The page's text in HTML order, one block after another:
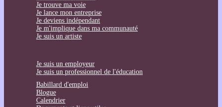
Je trouve ma voie
Je lance mon entreprise
Je deviens indépendant
Je m'implique dans ma communauté
Je suis un artiste
Je suis un employeur
Je suis un professionnel de l'éducation
Babillard d'emploi
Blogue
Calendrier